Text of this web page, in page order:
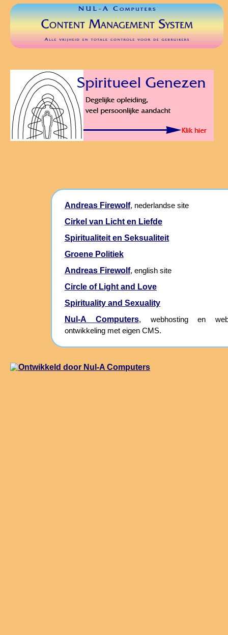
Andreas Firewolf, nederlandse site
Cirkel van Licht en Liefde
Spiritualiteit en Seksualiteit
Groene Politiek
Andreas Firewolf, english site
Circle of Light and Love
Spirituality and Sexuality
Nul-A Computers, webhosting en
ontwikkeling met eigen CMS.